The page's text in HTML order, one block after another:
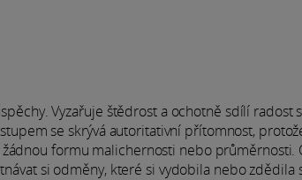
Vyzařuje štědrost a ochotně sdílí radost s
se skrývá autoritativní přítomnost,
formu malichernosti nebo průměrnosti.
si odměny, které si vydobila nebo zdědila